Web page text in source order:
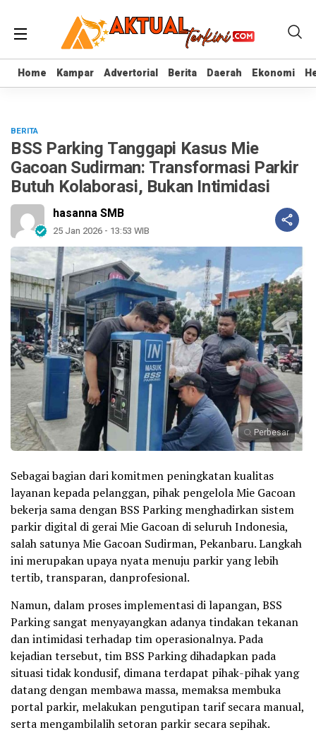
Home Kampar Advertorial Berita Daerah Ekonomi
Home Kampar Advertorial Berita Daerah Ekonomi
BERITA
BSS Parking Tanggapi Kasus Mie
Gacoan Sudirman: Transformasi Parkir
Butuh Kolaborasi, Bukan Intimidasi
hasanna SMB
25 Jan 2026 - 13:53 WIB
Perbesar
Sebagai bagian dari komitmen peningkatan kualitas
layanan kepada pelanggan, pihak pengelola Mie Gacoan
bekerja sama dengan BSS Parking menghadirkan sistem
parkir digital di gerai Mie Gacoan di seluruh Indonesia,
salah satunya Mie Gacoan Sudirman, Pekanbaru. Langkah
ini merupakan upaya nyata menuju parkir yang lebih
tertib, transparan, danprofesional.
Namun, dalam proses implementasi di lapangan, BSS
Parking sangat menyayangkan adanya tindakan tekanan
dan intimidasi terhadap tim operasionalnya. Pada
kejadian tersebut, tim BSS Parking dihadapkan pada
situasi tidak kondusif, dimana terdapat pihak-pihak yang
datang dengan membawa massa, memaksa membuka
portal parkir, melakukan pengutipan tarif secara manual,
serta mengambilalih setoran parkir secara sepihak.